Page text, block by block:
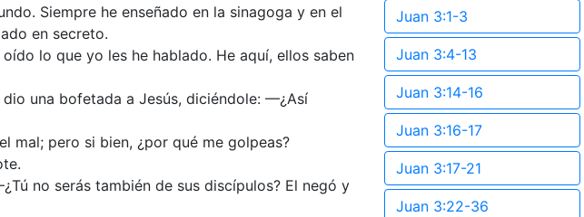
Siempre he enseñado en la sinagoga y en el
en secreto.
lo que yo les he hablado. He aquí, ellos saben
una bofetada a Jesús, diciéndole: —¿Así
mal; pero si bien, ¿por qué me golpeas?
no serás también de sus discípulos? El negó y
Juan 3:1-3
Juan 3:4-13
Juan 3:14-16
Juan 3:16-17
Juan 3:17-21
Juan 3:22-36